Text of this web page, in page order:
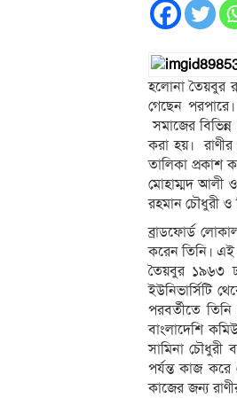
হলোনা তৈয়বুর
গেছেন
সমাজের
করা হয়। রাণীর
তালিকা প্রকাশ
মোহাম্মদ আলী ও
রহমান চৌধুরী ও
ব্রাডফোর্ড
করেন তিনি। এই
তৈয়বুর ১৯৬৩
ইউনিভার্সিটি
পরবর্তীতে
বাংলাদেশি
সামিনা চৌধুরী
পর্যন্ত কাজ
কাজের জন্য